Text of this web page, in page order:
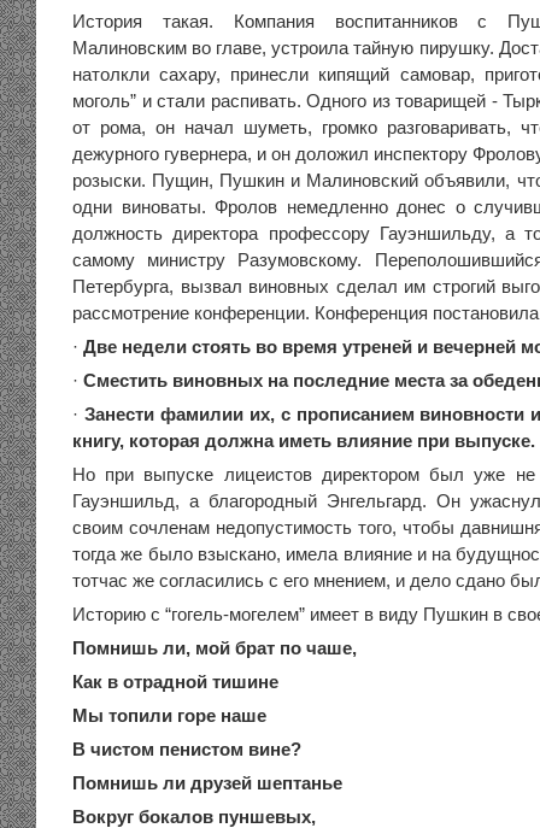
История такая. Компания воспитанников с
Малиновским во главе, устроила тайную пирушку.
натолкли сахару, принесли кипящий самовар,
моголь” и стали распивать. Одного из товарищей -
от рома, он начал шуметь, громко разговаривать,
дежурного гувернера, и он доложил инспектору
розыски. Пущин, Пушкин и Малиновский объявили,
одни виноваты. Фролов немедленно донес о
должность директора профессору Гауэншильду, а
самому министру Разумовскому.
Петербурга, вызвал виновных сделал им строгий
рассмотрение конференции. Конференция
· Две недели стоять во время утреней и вечерней
· Сместить виновных на последние места за
· Занести фамилии их, с прописанием виновности
книгу, которая должна иметь влияние при выпуске.
Но при выпуске лицеистов директором был уже не
Гауэншильд, а благородный Энгельгард. Он
своим сочленам недопустимость того, чтобы
тогда же было взыскано, имела влияние и на
тотчас же согласились с его мнением, и дело сдано
Историю с “гогель-могелем” имеет в виду Пушкин в
Помнишь ли, мой брат по чаше,
Как в отрадной тишине
Мы топили горе наше
В чистом пенистом вине?
Помнишь ли друзей шептанье
Вокруг бокалов пуншевых,